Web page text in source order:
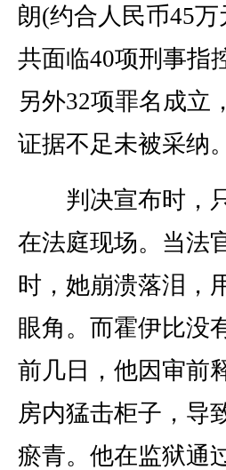
朗(约合人民币45
共面临40项刑事指
另外32项罪名成立
证据不足未被采纳。
判决宣布时，只
在法庭现场。当法
时，她崩溃落泪，
眼角。而霍伊比没
前几日，他因审前
房内猛击柜子，导
瘀青。他在监狱通